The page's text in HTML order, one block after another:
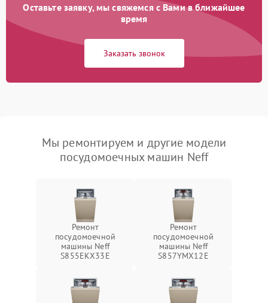
Оставьте заявку, мы свяжемся с Вами в ближайшее
время
Заказать звонок
Мы ремонтируем и другие модели
посудомоечных машин Neff
Ремонт
посудомоечной
машины Neff
S855EKX33E
Ремонт
посудомоечной
машины Neff
S857YMX12E